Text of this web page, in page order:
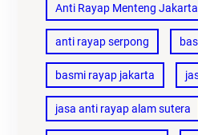
Anti Rayap Menteng Jakarta
anti rayap serpong
basmi rayap jakarta
jasa anti rayap alam sutera